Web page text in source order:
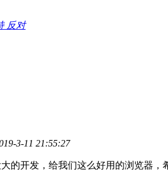
反对
3-11 21:55:27
的开发，给我们这么好用的浏览器